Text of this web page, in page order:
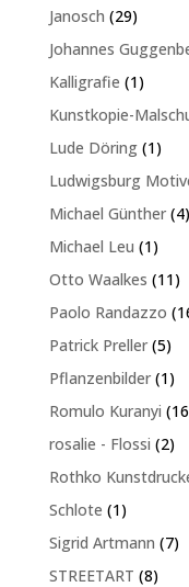
Janosch 2929
Produkte
Johannes
Kalligrafie 11
Kunstkopie-
Lude Döring 11
Ludwigsburg
Michael Günther 44
Michael Leu 11
Otto Waalkes 1111
Paolo Randazzo
Patrick Preller 55
Pflanzenbilder 11
Romulo Kuranyi 16
rosalie - Flossi 22
Rothko
Schlote 11
Produkt
Sigrid Artmann 77
STREETART 88